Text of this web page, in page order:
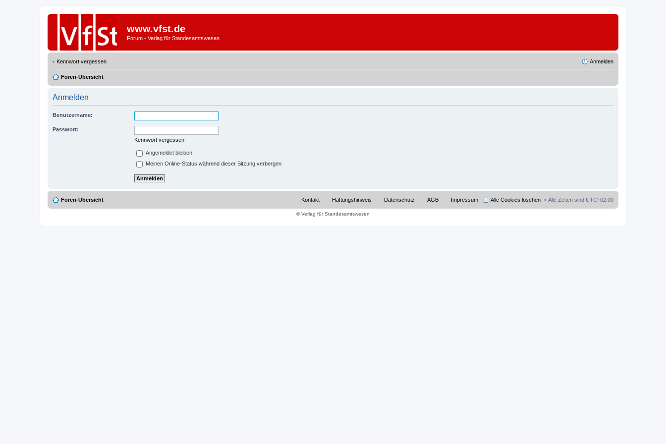
www.vfst.de
Forum - Verlag für Standesamtswesen
Kennwort vergessen Anmelden
Foren-Übersicht
Anmelden
Benutzername:
Passwort:
Kennwort vergessen
Angemeldet bleiben
Meinen Online-Status während dieser Sitzung verbergen
Foren-Übersicht Alle Zeiten sind UTC+02:00
Alle Cookies löschen
Impressum
AGB
Datenschutz
Haftungshinweis
Kontakt
© Verlag für Standesamtswesen